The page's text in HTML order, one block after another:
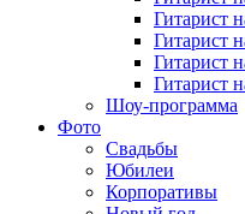
Гитарист
Гитарист
Гитарист
Гитарист
Шоу-программа
Фото
Свадьбы
Юбилеи
Корпоративы